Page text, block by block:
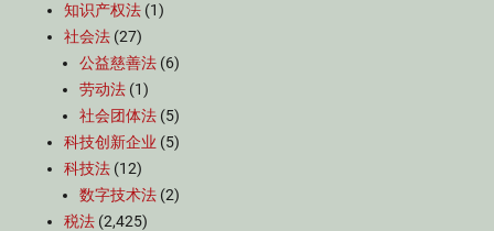
知识产权法 (1)
社会法 (27)
公益慈善法 (6)
劳动法 (1)
社会团体法 (5)
科技创新企业 (5)
科技法 (12)
数字技术法 (2)
税法 (2,425)